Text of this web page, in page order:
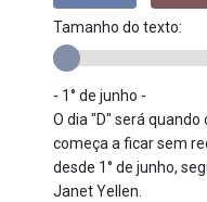
Tamanho do texto:
- 1° de junho -
O dia "D" será
começa a ficar sem
desde 1° de junho,
Janet Yellen.